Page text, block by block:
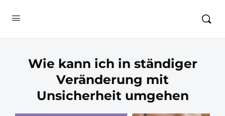
Wie kann ich in ständiger
Veränderung mit
Unsicherheit umgehen